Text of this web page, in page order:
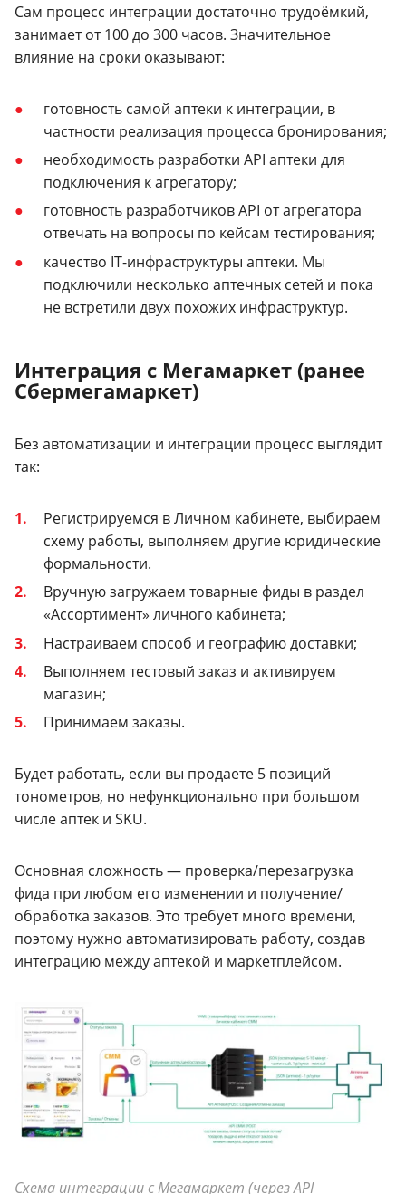
Сам процесс интеграции достаточно трудоёмкий,
занимает от 100 до 300 часов. Значительное
влияние на сроки оказывают:
готовность самой аптеки к интеграции, в
частности реализация процесса бронирования;
необходимость разработки API аптеки для
подключения к агрегатору;
готовность разработчиков API от агрегатора
отвечать на вопросы по кейсам тестирования;
качество IT-инфраструктуры аптеки. Мы
подключили несколько аптечных сетей и пока
не встретили двух похожих инфраструктур.
Интеграция с Мегамаркет (ранее
Сбермегамаркет)
Без автоматизации и интеграции процесс выглядит
так:
Регистрируемся в Личном кабинете, выбираем
схему работы, выполняем другие юридические
формальности.
Вручную загружаем товарные фиды в раздел
«Ассортимент» личного кабинета;
Настраиваем способ и географию доставки;
Выполняем тестовый заказ и активируем
магазин;
Принимаем заказы.
Будет работать, если вы продаете 5 позиций
тонометров, но нефункционально при большом
числе аптек и SKU.
Основная сложность — проверка/перезагрузка
фида при любом его изменении и получение/
обработка заказов. Это требует много времени,
поэтому нужно автоматизировать работу, создав
интеграцию между аптекой и маркетплейсом.
Схема интеграции с Мегамаркет (через API